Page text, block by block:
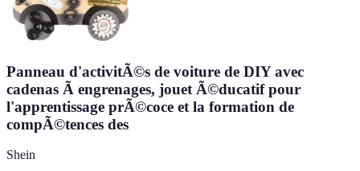
Panneau d'activitÃ©s de voiture de DIY avec
cadenas Ã engrenages, jouet Ã©ducatif pour
l'apprentissage prÃ©coce et la formation de
compÃ©tences des
Shein